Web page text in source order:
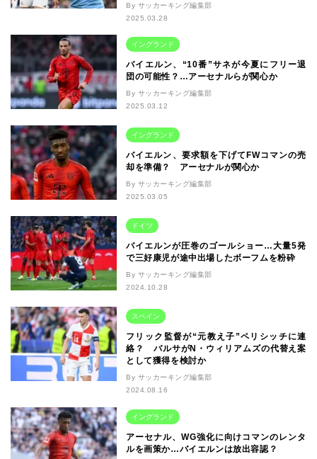
By サッカーキング編集部
2025.03.28
イングランド
バイエルン、“10番”サネが今夏にフリー退
団の可能性？…アーセナルらが関心か
By サッカーキング編集部
2025.03.12
イングランド
バイエルン、要求額を下げてFWコマンの売
却を準備？ アーセナルが関心か
By サッカーキング編集部
2025.03.05
ドイツ
バイエルンが圧巻のゴールショー…大量5発
で三好康児が途中出場したボーフムを粉砕
By サッカーキング編集部
2024.10.28
スペイン
フリック監督が“元教え子”ペリシッチに連
絡？ バルサがN・ウィリアムズの代替え案
として獲得を検討か
By サッカーキング編集部
2024.08.16
イングランド
アーセナル、WG強化に向けコマンのレンタ
ルを画策か…バイエルンは放出容認？